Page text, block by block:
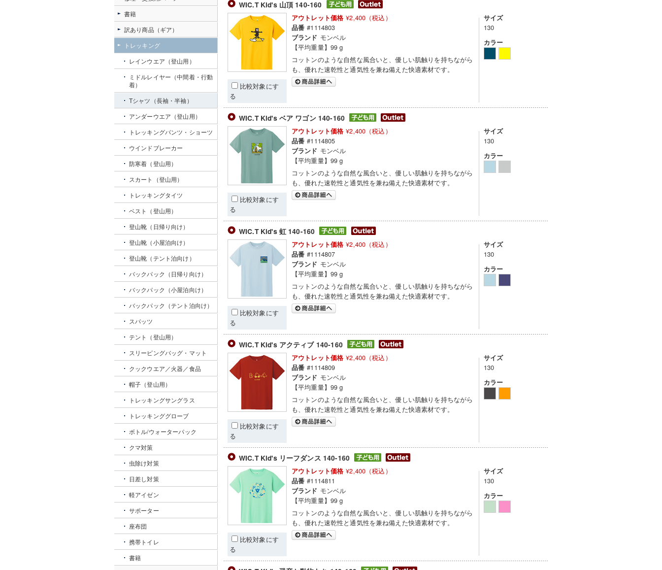
WIC.T Kid's 山頂 140-160
比較対象にす
る
アウトレット価格 ¥2,400（税込）
品番 #1114803
ブランド モンベル
【平均重量】99 g
コットンのような自然な風合いと、優しい肌触りを持ちながら
も、優れた速乾性と通気性を兼ね備えた快適素材です。
サイズ
130
カラー
WIC.T Kid's ベア ワゴン 140-160
比較対象にす
る
アウトレット価格 ¥2,400（税込）
品番 #1114805
ブランド モンベル
【平均重量】99 g
コットンのような自然な風合いと、優しい肌触りを持ちながら
も、優れた速乾性と通気性を兼ね備えた快適素材です。
サイズ
130
カラー
WIC.T Kid's 虹 140-160
比較対象にす
る
アウトレット価格 ¥2,400（税込）
品番 #1114807
ブランド モンベル
【平均重量】99 g
コットンのような自然な風合いと、優しい肌触りを持ちながら
も、優れた速乾性と通気性を兼ね備えた快適素材です。
サイズ
130
カラー
WIC.T Kid's アクティブ 140-160
比較対象にす
る
アウトレット価格 ¥2,400（税込）
品番 #1114809
ブランド モンベル
【平均重量】99 g
コットンのような自然な風合いと、優しい肌触りを持ちながら
も、優れた速乾性と通気性を兼ね備えた快適素材です。
サイズ
130
カラー
WIC.T Kid's リーフダンス 140-160
比較対象にす
る
アウトレット価格 ¥2,400（税込）
品番 #1114811
ブランド モンベル
【平均重量】99 g
コットンのような自然な風合いと、優しい肌触りを持ちながら
も、優れた速乾性と通気性を兼ね備えた快適素材です。
サイズ
130
カラー
書籍
訳あり商品（ギア）
トレッキング
レインウエア（登山用）
ミドルレイヤー（中間着・行動
着）
Tシャツ（長袖・半袖）
アンダーウエア（登山用）
トレッキングパンツ・ショーツ
ウインドブレーカー
防寒着（登山用）
スカート（登山用）
トレッキングタイツ
ベスト（登山用）
登山靴（日帰り向け）
登山靴（小屋泊向け）
登山靴（テント泊向け）
バックパック（日帰り向け）
バックパック（小屋泊向け）
バックパック（テント泊向け）
スパッツ
テント（登山用）
スリーピングバッグ・マット
クックウエア／火器／食品
帽子（登山用）
トレッキングサングラス
トレッキンググローブ
ボトル/ウォーターパック
クマ対策
虫除け対策
日差し対策
軽アイゼン
サポーター
座布団
携帯トイレ
書籍